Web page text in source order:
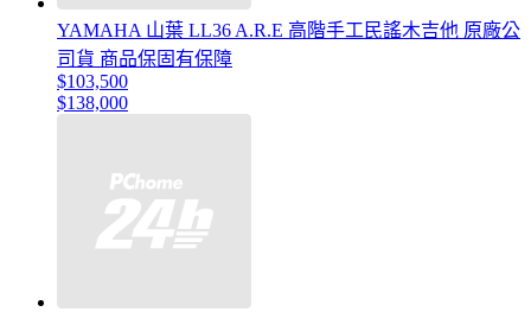
YAMAHA 山葉 LL36 A.R.E 高階手工民謠木吉他 原廠公
司貨 商品保固有保障
$103,500
$138,000